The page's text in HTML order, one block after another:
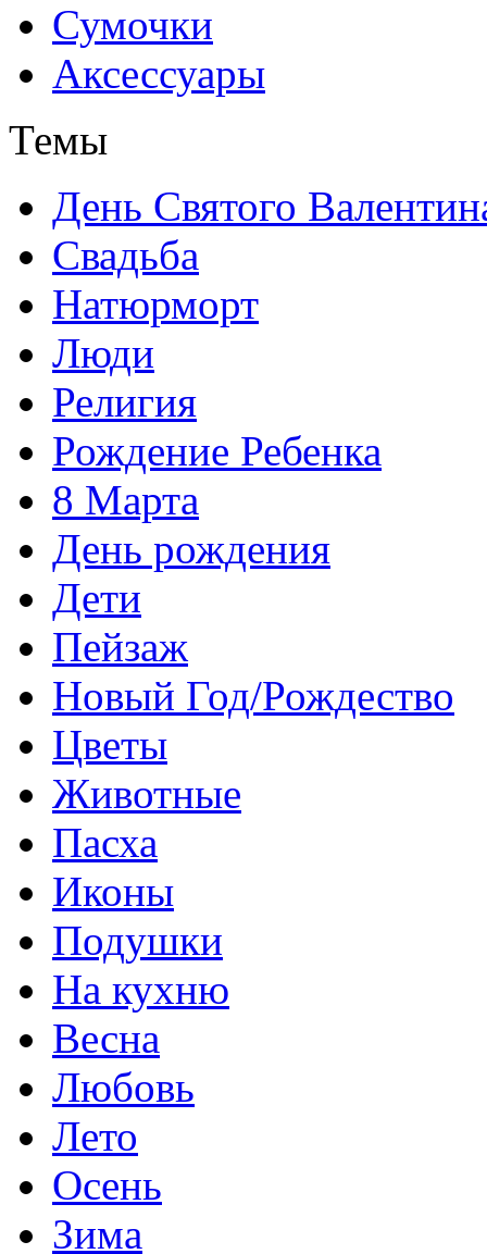
Сумочки
Аксессуары
Темы
День Святого
Свадьба
Натюрморт
Люди
Религия
Рождение Ребенка
8 Марта
День рождения
Дети
Пейзаж
Новый Год/Рождество
Цветы
Животные
Пасха
Иконы
Подушки
На кухню
Весна
Любовь
Лето
Осень
Зима